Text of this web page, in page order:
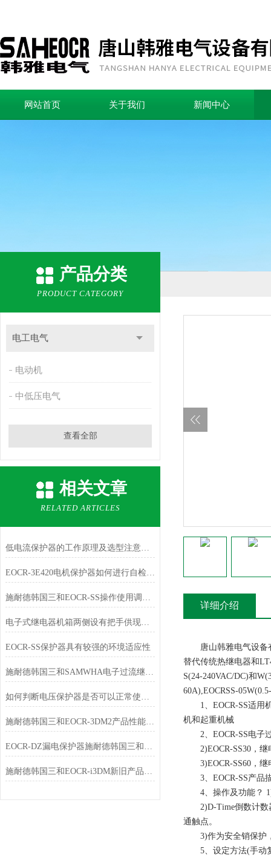
网站首页 关于我们 新闻中心
产品分类
PRODUCT CATEGORY
电工电气
电动机
中低压电气
查看全部
相关文章
RELATED ARTICLES
低电流保护器的工作原理及选型注意事项
EOCR-3E420电机保护器如何进行自检和故障记录查询
施耐德韩国三和EOCR-SS操作使用调整选型及报价
电子式继电器机箱两侧设有把手供现场搬移
EOCR-SS保护器具有较强的环境适应性
施耐德韩国三和SAMWHA电子过流继电器EOCR-SS该如何使用？
如何判断电压保护器是否可以正常使用？
施耐德韩国三和EOCR-3DM2产品性能提升
EOCR-DZ漏电保护器施耐德韩国三和电动机保护继电器
施耐德韩国三和EOCR-i3DM新旧产品产品订购代码对应表
详细介绍
唐山韩雅电气设备有
替代传统热继电器和
S(24-240VAC/DC)和
60A),EOCRSS-
1、EOCR-SS适用机
机和起重机械
2、EOCR-SS电子过
2)EOCR-SS30，继
3)EOCR-SS60，继
3、EOCR-SS产品描
4、操作及功能？
2)D-Time倒数计数器
通触点。
3)作为安全销保护，
5、设定方法(手动复